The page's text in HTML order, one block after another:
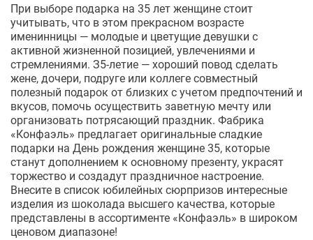
При выборе подарка на 35 лет женщине стоит
учитывать, что в этом прекрасном возрасте
именинницы — молодые и цветущие девушки с
активной жизненной позицией, увлечениями и
стремлениями. З5-летие — хороший повод сделать
жене, дочери, подруге или коллеге совместный
полезный подарок от близких с учетом предпочтений и
вкусов, помочь осуществить заветную мечту или
организовать потрясающий праздник. Фабрика
«Конфаэль» предлагает оригинальные сладкие
подарки на День рождения женщине 35, которые
станут дополнением к основному презенту, украсят
торжество и создадут праздничное настроение.
Внесите в список юбилейных сюрпризов интересные
изделия из шоколада высшего качества, которые
представлены в ассортименте «Конфаэль» в широком
ценовом диапазоне!